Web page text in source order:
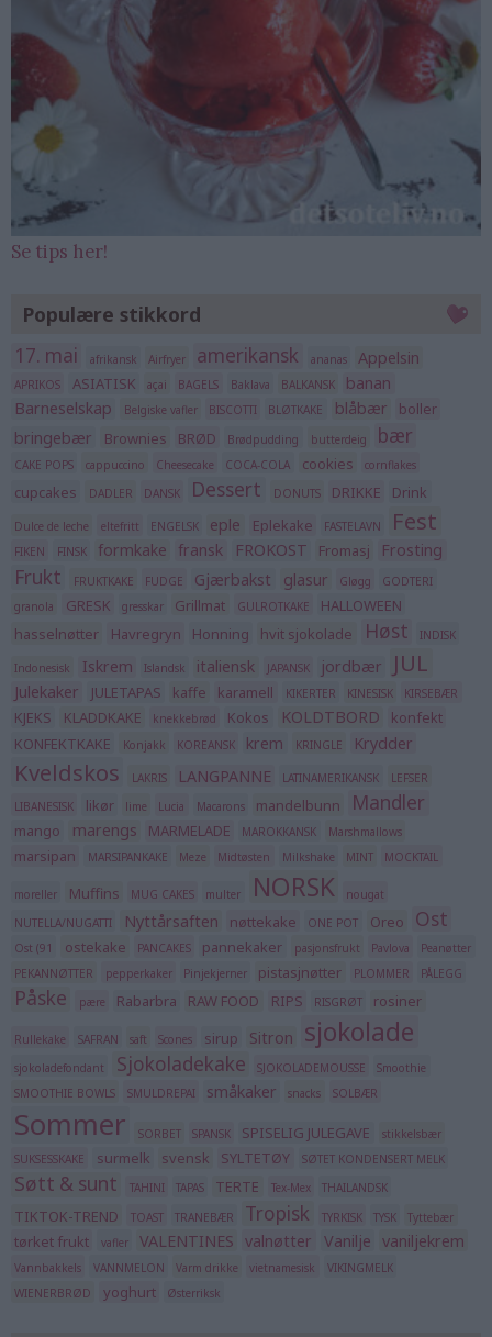
Se tips her!
Populære stikkord
17. mai afrikansk Airfryer amerikansk ananas Appelsin
APRIKOS ASIATISK açai BAGELS Baklava BALKANSK
banan
Barneselskap
Belgiske vafler BISCOTTI BLØTKAKE blåbær boller
bringebær Brownies BRØD Brødpudding butterdeig bær
CAKE POPS cappuccino Cheesecake COCA-COLA cookies cornflakes
cupcakes DADLER DANSK Dessert DONUTS DRIKKE Drink
Dulce de leche eltefritt ENGELSK eple Eplekake FASTELAVN Fest
FIKEN FINSK formkake fransk FROKOST Fromasj Frosting
Frukt FRUKTKAKE FUDGE Gjærbakst glasur Gløgg
GODTERI
granola
GRESK gresskar Grillmat GULROTKAKE
HALLOWEEN
hasselnøtter
Havregryn Honning hvit sjokolade Høst INDISK
Indonesisk Iskrem Islandsk italiensk JAPANSK jordbær JUL
Julekaker JULETAPAS kaffe karamell KIKERTER KINESISK KIRSEBÆR
KJEKS KLADDKAKE knekkebrød Kokos KOLDTBORD
konfekt
KONFEKTKAKE
Konjakk KOREANSK krem KRINGLE Krydder
Kveldskos LAKRIS LANGPANNE LATINAMERIKANSK
LEFSER
LIBANESISK
likør lime Lucia Macarons mandelbunn Mandler
mango marengs MARMELADE MAROKKANSK Marshmallows
marsipan MARSIPANKAKE Meze Midtøsten Milkshake MINT MOCKTAIL
moreller Muffins MUG CAKES multer NORSK
nougat
NUTELLA/NUGATTI
Nyttårsaften nøttekake ONE POT Oreo Ost
Ost (91 ostekake PANCAKES pannekaker pasjonsfrukt Pavlova
Peanøtter
PEKANNØTTER
pepperkaker Pinjekjerner pistasjnøtter PLOMMER PÅLEGG
Påske pære Rabarbra RAW FOOD RIPS RISGRØT rosiner
Rullekake SAFRAN saft Scones sirup Sitron sjokolade
sjokoladefondant Sjokoladekake SJOKOLADEMOUSSE
Smoothie
SMOOTHIE BOWLS
SMULDREPAI småkaker snacks SOLBÆR
Sommer SORBET SPANSK SPISELIG JULEGAVE
stikkelsbær
SUKSESSKAKE
surmelk svensk SYLTETØY SØTET KONDENSERT MELK
Søtt & sunt TAHINI TAPAS TERTE Tex-Mex THAILANDSK
TIKTOK-TREND TOAST TRANEBÆR Tropisk TYRKISK TYSK Tyttebær
tørket frukt vafler VALENTINES valnøtter Vanilje vaniljekrem
Vannbakkels VANNMELON Varm drikke vietnamesisk
VIKINGMELK
WIENERBRØD
yoghurt Østerriksk